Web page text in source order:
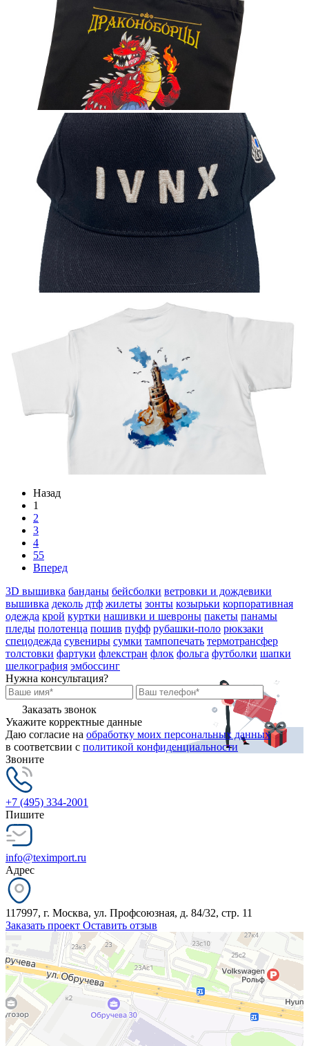
Назад
1
2
3
4
55
Вперед
3D вышивка банданы бейсболки ветровки и дождевики
вышивка деколь дтф жилеты зонты козырьки корпоративная
одежда крой куртки нашивки и шевроны пакеты панамы
пледы полотенца пошив пуфф рубашки-поло рюкзаки
спецодежда сувениры сумки тампопечать термотрансфер
толстовки фартуки флекстран флок фольга футболки шапки
шелкография эмбоссинг
Нужна консультация?
Заказать звонок
Укажите корректные данные
Даю согласие на обработку моих персональных данных
в соответсвии с политикой конфиденциальности
Звоните
+7 (495) 334-2001
Пишите
info@teximport.ru
Адрес
117997, г. Москва, ул. Профсоюзная, д. 84/32, стр. 11
Заказать проект Оставить отзыв